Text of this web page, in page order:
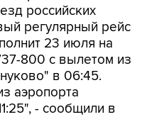
российских
регулярный рейс
23 июля на
800 с вылетом из
в 06:45.
аэропорта
- сообщили в